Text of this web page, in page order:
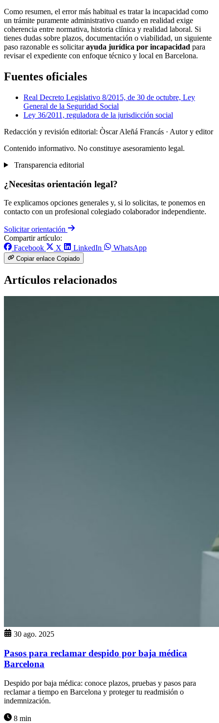
Como resumen, el error más habitual es tratar la incapacidad como
un trámite puramente administrativo cuando en realidad exige
coherencia entre normativa, historia clínica y realidad laboral. Si
tienes dudas sobre plazos, documentación o viabilidad, un siguiente
paso razonable es solicitarayuda jurídica por incapacidad para
revisar el expediente con enfoque técnico y local en Barcelona.
Fuentes oficiales
Real Decreto Legislativo 8/2015, de 30 de octubre, Ley
General de la Seguridad Social
Ley 36/2011, reguladora de la jurisdicción social
Redacción y revisión editorial: Òscar Aleñá Francás · Autor y editor
Contenido informativo. No constituye asesoramiento legal.
Transparencia editorial
¿Necesitas orientación legal?
Te explicamos opciones generales y, si lo solicitas, te ponemos en
contacto con un profesional colegiado colaborador independiente.
Solicitar orientación
Compartir artículo:
Facebook
X LinkedIn WhatsApp
Copiar enlace Copiado
Artículos relacionados
30 ago. 2025
Pasos para reclamar despido por baja médica
Barcelona
Despido por baja médica: conoce plazos, pruebas y pasos para
reclamar a tiempo en Barcelona y proteger tu readmisión o
indemnización.
8 min